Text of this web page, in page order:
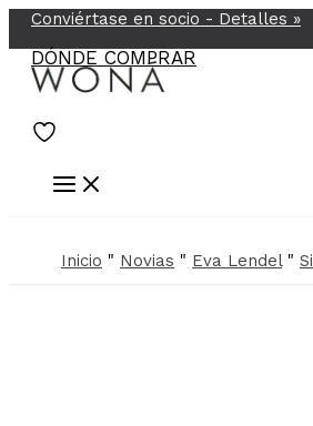
al
contenido
Conviértase en socio - Detalles »
DÓNDE COMPRAR
Inicio " Novias " Eva Lendel"